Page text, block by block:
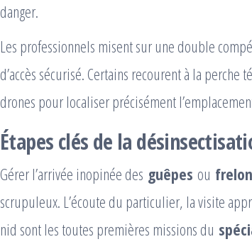
danger.
Les professionnels misent sur une double
d’accès sécurisé. Certains recourent à la
drones pour localiser précisément
Étapes clés de la
Gérer l’arrivée inopinée des guêpes ou
scrupuleux. L’écoute du particulier, la visite
nid sont les toutes premières missions du